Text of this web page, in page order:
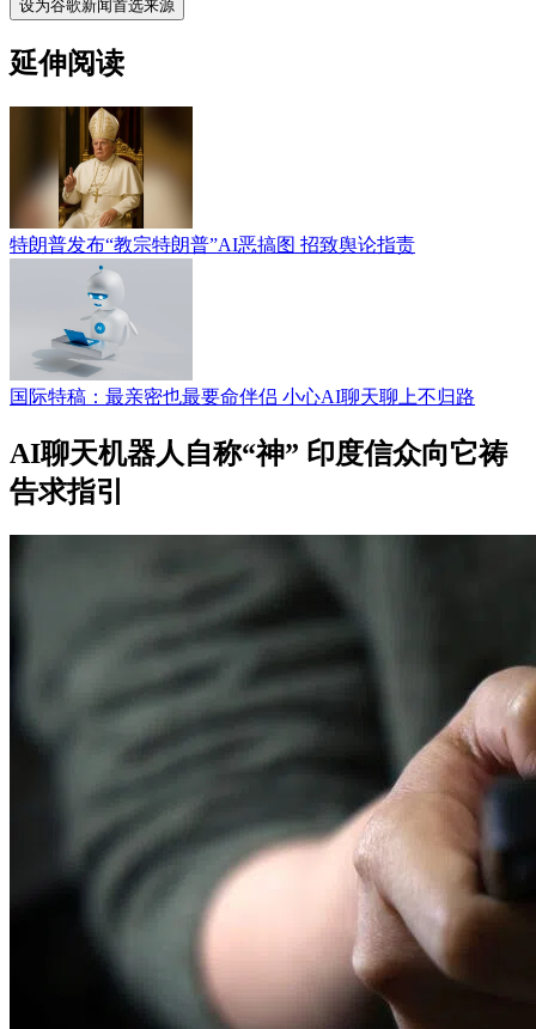
设为谷歌新闻首选来源
延伸阅读
特朗普发布“教宗特朗普”AI恶搞图 招致舆论指责
国际特稿：最亲密也最要命伴侣 小心AI聊天聊上不归路
AI聊天机器人自称“神” 印度信众向它祷
告求指引